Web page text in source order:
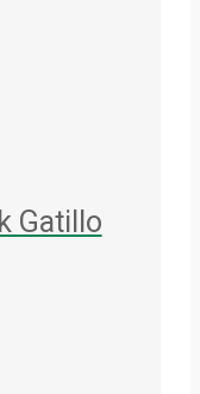
Gatillo